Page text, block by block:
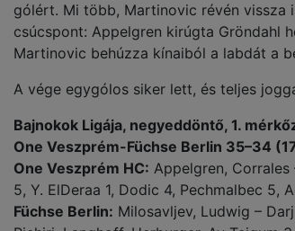
gólért. Mi több, Martinovic révén vissza
csúcspont: Appelgren kirúgta Gröndahl
Martinovic behúzza kínaiból a labdát a
A vége egygólos siker lett, és teljes
Bajnokok Ligája, negyeddöntő, 1.
One Veszprém-Füchse Berlin 35–34
One Veszprém HC: Appelgren, Corrales
5, Y. ElDeraa 1, Dodic 4, Pechmalbec 5,
Füchse Berlin: Milosavljev, Ludwig –